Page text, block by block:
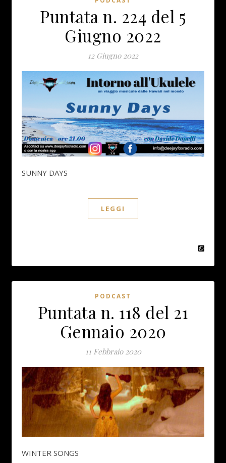
Puntata n. 224 del 5
Giugno 2022
12 Giugno 2022
SUNNY DAYS
LEGGI
PODCAST
Puntata n. 118 del 21
Gennaio 2020
11 Febbraio 2020
WINTER SONGS